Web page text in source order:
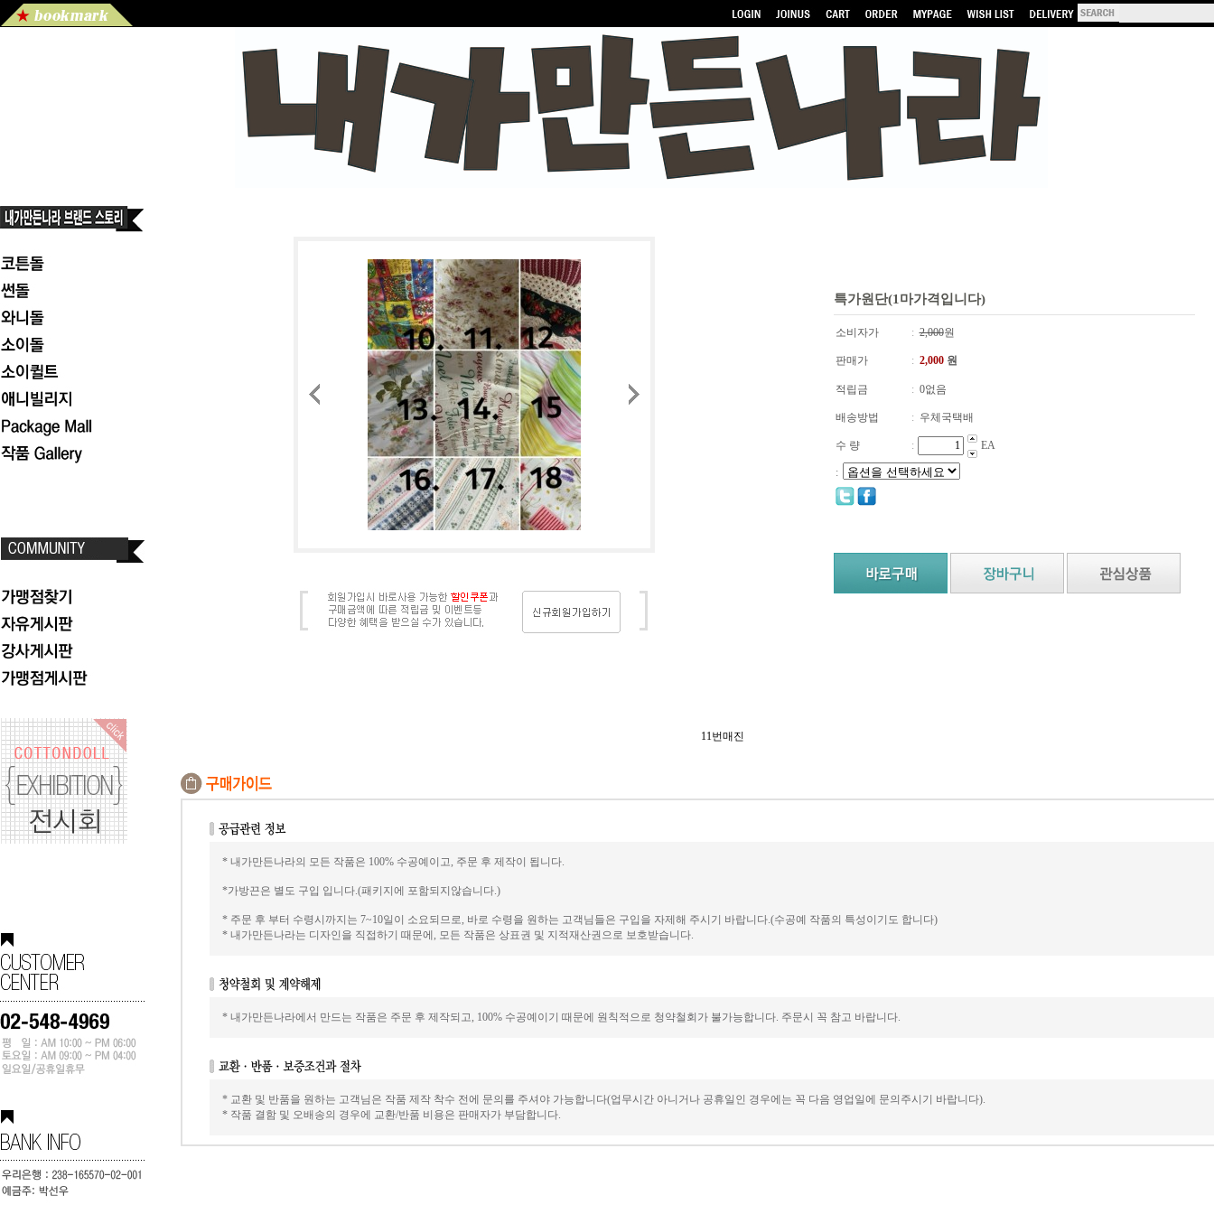
특가원단(1마가격입니다)
소비자가 : 2,000원
판매가 : 2,000원
적립금 : 0없음
배송방법 : 우체국택배
수 량 : EA
:
11번매진
* 내가만든나라의 모든 작품은 100% 수공예이고, 주문 후 제작이 됩니다.
*가방끈은 별도 구입 입니다.(패키지에 포함되지않습니다.)
* 주문 후 부터 수령시까지는 7~10일이 소요되므로, 바로 수령을 원하는 고객님들은 구입을 자제해 주시기 바랍니다.(수공예 작품의 특성이기도 합니다)
* 내가만든나라는 디자인을 직접하기 때문에, 모든 작품은 상표권 및 지적재산권으로 보호받습니다.
* 내가만든나라에서 만드는 작품은 주문 후 제작되고, 100% 수공예이기 때문에 원칙적으로 청약철회가 불가능합니다. 주문시 꼭 참고 바랍니다.
* 교환 및 반품을 원하는 고객님은 작품 제작 착수 전에 문의를 주셔야 가능합니다(업무시간 아니거나 공휴일인 경우에는 꼭 다음 영업일에 문의주시기 바랍니다).
* 작품 결함 및 오배송의 경우에 교환/반품 비용은 판매자가 부담합니다.